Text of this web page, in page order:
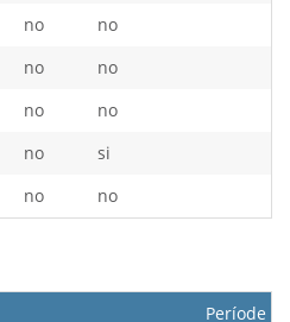
no
no
no
no
no
no
no
si
no no
Període